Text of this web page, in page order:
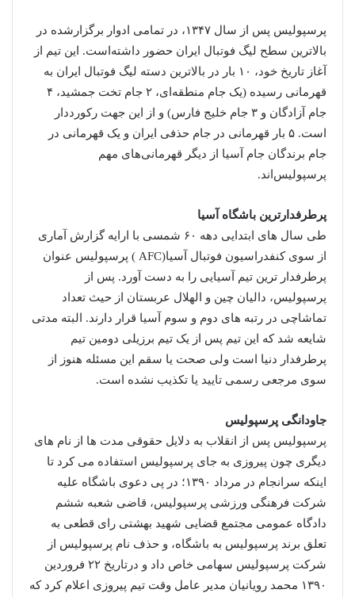
پرسپولیس پس از سال ۱۳۴۷، در تمامی ادوار برگزارشده در
بالاترین سطح لیگ فوتبال ایران حضور داشته‌است. این تیم از
آغاز تاریخ خود، ۱۰ بار در بالاترین دسته لیگ فوتبال ایران به
قهرمانی رسیده (یک جام منطقه‌ای، ۲ جام تخت جمشید، ۴
جام آزادگان و ۳ جام خلیج فارس) و از این جهت رکورددار
است. ۵ بار قهرمانی در جام حذفی ایران و یک قهرمانی در
جام برندگان جام آسیا از دیگر قهرمانی‌های مهم
پرسپولیس‌اند.
پرطرفدارترین باشگاه آسیا
طی سال های ابتدایی دهه ۶۰ شمسی با ارایه گزارش آماری
از سوی کنفدراسیون فوتبال آسیا(AFC ) پرسپولیس عنوان
پرطرفدار ترین تیم آسیایی را به دست آورد. پس از
پرسپولیس، دالیان چین و الهلال عربستان از حیث تعداد
تماشاچی در رتبه های دوم و سوم آسیا قرار دارند. البته مدتی
شایعه شد که این تیم پس از یک تیم برزیلی دومین تیم
پرطرفدار دنیا است ولی صحت یا سقم این مسئله هنوز از
سوی مرجعی رسمی تایید یا تکذیب نشده است.
جاودانگی پرسپولیس
پرسپولیس پس از انقلاب به دلایل حقوقی مدت ها از نام های
دیگری چون پیروزی به جای پرسپولیس استفاده می کرد تا
اینکه سرانجام در مرداد ۱۳۹۰؛ در پی دعوی باشگاه علیه
شرکت فرهنگی ورزشی پرسپولیس، قاضی شعبه ششم
دادگاه عمومی مجتمع قضایی شهید بهشتی رای قطعی به
تعلق برند پرسپولیس به باشگاه، و حذف نام پرسپولیس از
شرکت پرسپولیس سهامی خاص داد و درتاریخ ۲۲ فروردین
۱۳۹۰ محمد رویانیان مدیر عامل وقت تیم پیروزی اعلام کرد که